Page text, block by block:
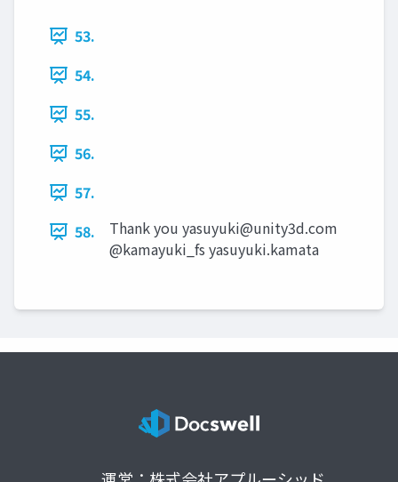
53.
54.
55.
56.
57.
58.
Thank you yasuyuki@unity3d.com
@kamayuki_fs yasuyuki.kamata